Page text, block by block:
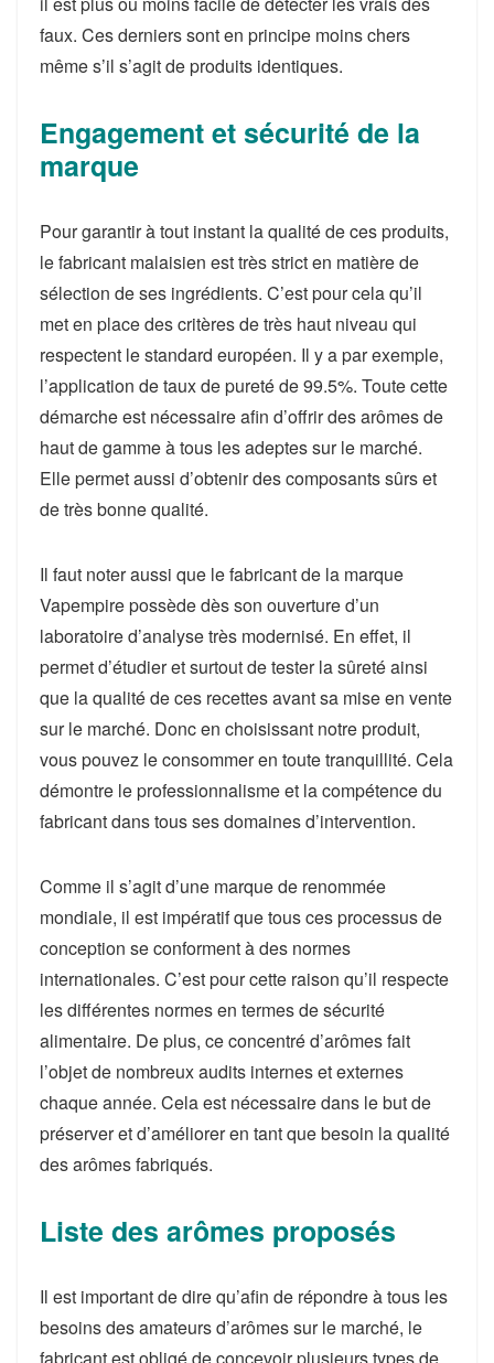
faux. Ces derniers sont en principe moins chers
même s’il s’agit de produits identiques.
Engagement et sécurité de la
marque
Pour garantir à tout instant la qualité de ces produits,
le fabricant malaisien est très strict en matière de
sélection de ses ingrédients. C’est pour cela qu’il
met en place des critères de très haut niveau qui
respectent le standard européen. Il y a par exemple,
l’application de taux de pureté de 99.5%. Toute cette
démarche est nécessaire afin d’offrir des arômes de
haut de gamme à tous les adeptes sur le marché.
Elle permet aussi d’obtenir des composants sûrs et
de très bonne qualité.
Il faut noter aussi que le fabricant de la marque
Vapempire possède dès son ouverture d’un
laboratoire d’analyse très modernisé. En effet, il
permet d’étudier et surtout de tester la sûreté ainsi
que la qualité de ces recettes avant sa mise en vente
sur le marché. Donc en choisissant notre produit,
vous pouvez le consommer en toute tranquillité. Cela
démontre le professionnalisme et la compétence du
fabricant dans tous ses domaines d’intervention.
Comme il s’agit d’une marque de renommée
mondiale, il est impératif que tous ces processus de
conception se conforment à des normes
internationales. C’est pour cette raison qu’il respecte
les différentes normes en termes de sécurité
alimentaire. De plus, ce concentré d’arômes fait
l’objet de nombreux audits internes et externes
chaque année. Cela est nécessaire dans le but de
préserver et d’améliorer en tant que besoin la qualité
des arômes fabriqués.
Liste des arômes proposés
Il est important de dire qu’afin de répondre à tous les
besoins des amateurs d’arômes sur le marché, le